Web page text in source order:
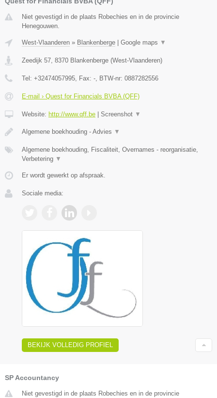
Niet gevestigd in de plaats Robechies en in de provincie
Henegouwen.
West-Vlaanderen » Blankenberge Google maps ▼
Zeedijk 57, 8370 Blankenberge (West-Vlaanderen)
Tel: +32474057995, Fax: -, BTW-nr: 0887282556
E-mail › Quest for Financials BVBA (QFF)
Website: http://www.qff.be Screenshot ▼
Algemene boekhouding - Advies ▼
Algemene boekhouding, Fiscaliteit, Overnames - reorganisatie,
Verbetering ▼
Er wordt gewerkt op afspraak.
Sociale media:
BEKIJK VOLLEDIG PROFIEL
SP Accountancy
Niet gevestigd in de plaats Robechies en in de provincie